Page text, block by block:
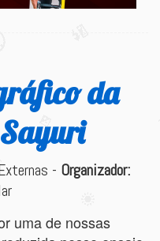
da
- Organizador:
uma de nossas